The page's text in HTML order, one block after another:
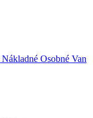
Nákladné Osobné Van